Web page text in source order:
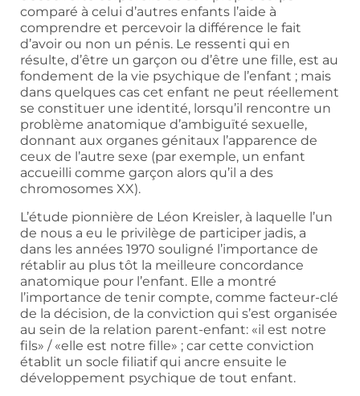
comparé à celui d’autres enfants l’aide à
comprendre et percevoir la différence le fait
d’avoir ou non un pénis. Le ressenti qui en
résulte, d’être un garçon ou d’être une fille, est au
fondement de la vie psychique de l’enfant ; mais
dans quelques cas cet enfant ne peut réellement
se constituer une identité, lorsqu’il rencontre un
problème anatomique d’ambiguïté sexuelle,
donnant aux organes génitaux l’apparence de
ceux de l’autre sexe (par exemple, un enfant
accueilli comme garçon alors qu’il a des
chromosomes XX).
L’étude pionnière de Léon Kreisler, à laquelle l’un
de nous a eu le privilège de participer jadis, a
dans les années 1970 souligné l’importance de
rétablir au plus tôt la meilleure concordance
anatomique pour l’enfant. Elle a montré
l’importance de tenir compte, comme facteur-clé
de la décision, de la conviction qui s’est organisée
au sein de la relation parent-enfant: «il est notre
fils» / «elle est notre fille» ; car cette conviction
établit un socle filiatif qui ancre ensuite le
développement psychique de tout enfant.